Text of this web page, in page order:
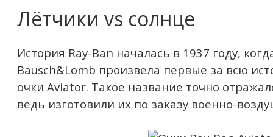
Лётчики vs солнце
История Ray-Ban началась в 1937 году,
Bausch&Lomb произвела первые за всю
очки Aviator. Такое название точно
ведь изготовили их по заказу военно-